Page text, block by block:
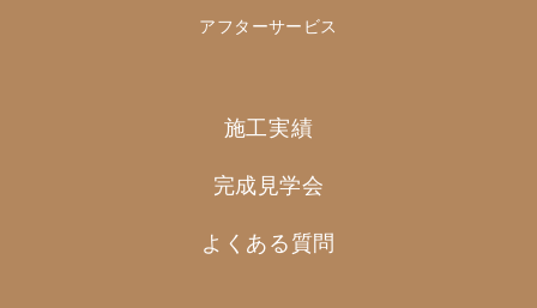
アフターサービス
施工実績
完成見学会
よくある質問